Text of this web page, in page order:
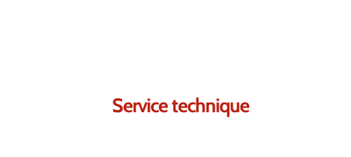
Nous sommes
Service technique